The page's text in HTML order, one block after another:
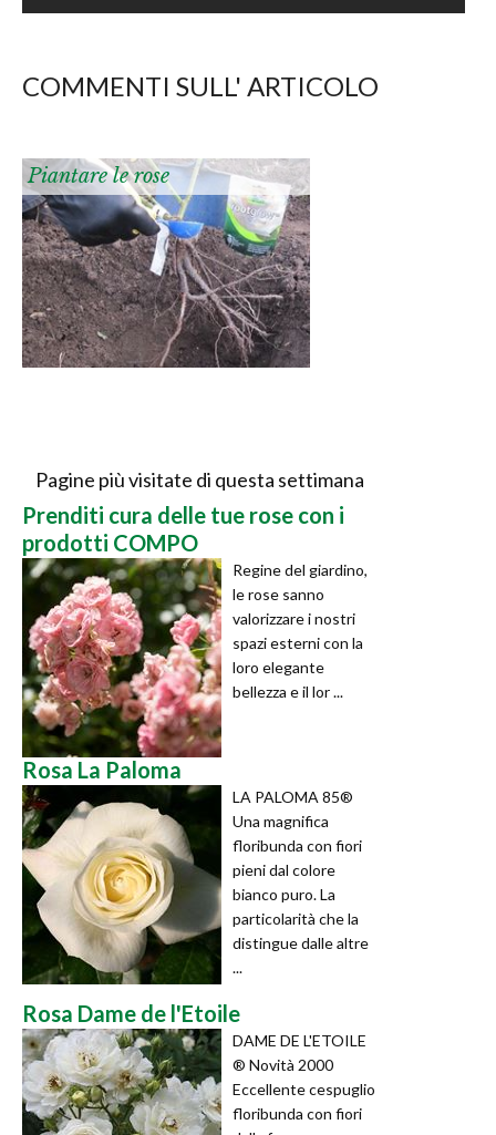
COMMENTI SULL' ARTICOLO
Piantare le rose
Pagine più visitate di questa settimana
Prenditi cura delle tue rose con i
prodotti COMPO
Regine del giardino,
le rose sanno
valorizzare i nostri
spazi esterni con la
loro elegante
bellezza e il lor ...
Rosa La Paloma
LA PALOMA 85®
Una magnifica
floribunda con fiori
pieni dal colore
bianco puro. La
particolarità che la
distingue dalle altre
...
Rosa Dame de l'Etoile
DAME DE L'ETOILE
® Novità 2000
Eccellente cespuglio
floribunda con fiori